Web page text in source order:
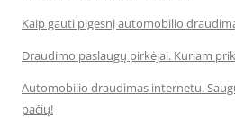
Kaip gauti pigesnį automobilio
Draudimo paslaugų pirkėjai. Kuriam
Automobilio draudimas internetu.
pačių!